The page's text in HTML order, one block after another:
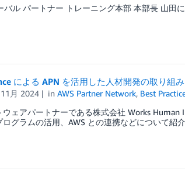
バル パートナー トレーニング本部 本部長 山田
による APN を活用した人材開発の取り組み
月 2024 inAWS Partner Network, Best
ウェアパートナーである株式会社 Works
グラムの活用、AWS との連携などについて紹介